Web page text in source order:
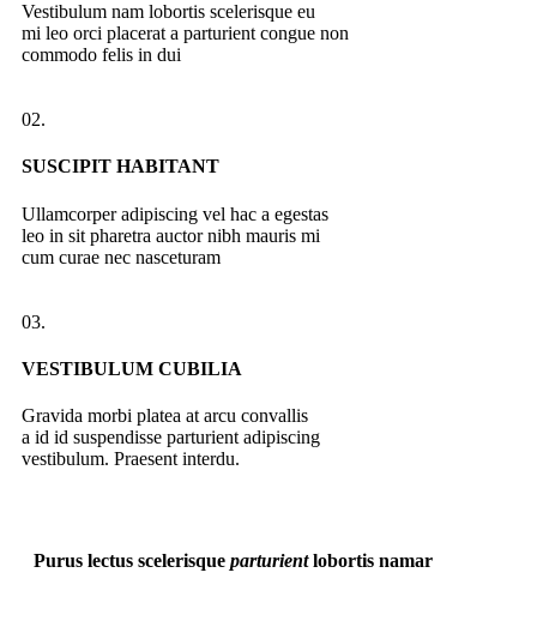
Vestibulum nam lobortis scelerisque eu
mi leo orci placerat a parturient congue non
commodo felis in dui
02.
SUSCIPIT HABITANT
Ullamcorper adipiscing vel hac a egestas
leo in sit pharetra auctor nibh mauris mi
cum curae nec nasceturam
03.
VESTIBULUM CUBILIA
Gravida morbi platea at arcu convallis
a id id suspendisse parturient adipiscing
vestibulum. Praesent interdu.
Purus lectus scelerisque parturientlobortis namar